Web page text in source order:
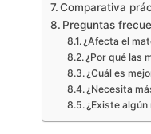
Comparativa
Preguntas
¿Afecta el
¿Por qué las
¿Cuál es
¿Necesita
¿Existe